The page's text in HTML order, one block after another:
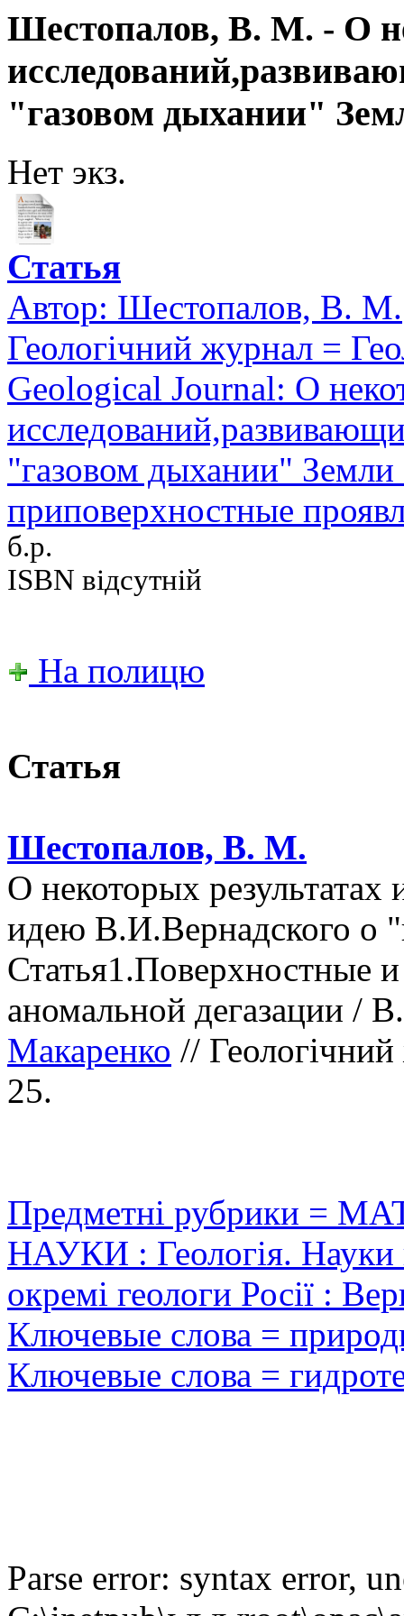
Шестопалов, В. М. - О
"газовом дыхании"
Нет экз.
Статья
Автор: Шестопалов, В. М.
Геологічний журнал =
Geological Journal: О
"газовом дыхании"
приповерхностные
б.р.
ISBN відсутній
На полицю
Статья
Шестопалов, В. М.
О некоторых
идею В.И.Вернадского о
Статья1.Поверхностные
аномальной дегазации /
Макаренко //
25.
Предметні рубрики =
НАУКИ : Геологія. Науки
окремі геологи Росії :
Ключевые слова =
Ключевые слова =
Parse error: syntax error,